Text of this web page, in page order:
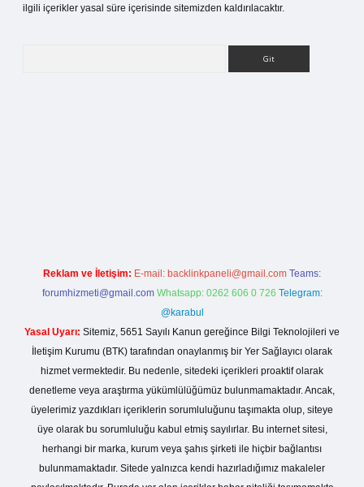
ilgili içerikler yasal süre içerisinde sitemizden kaldırılacaktır.
Reklam ve İletişim: E-mail: backlinkpaneli@gmail.com Teams:
forumhizmeti@gmail.com Whatsapp: 0262 606 0 726 Telegram:
@karabul
Yasal Uyarı: Sitemiz, 5651 Sayılı Kanun gereğince Bilgi Teknolojileri ve
İletişim Kurumu (BTK) tarafından onaylanmış bir Yer Sağlayıcı olarak
hizmet vermektedir. Bu nedenle, sitedeki içerikleri proaktif olarak
denetleme veya araştırma yükümlülüğümüz bulunmamaktadır. Ancak,
üyelerimiz yazdıkları içeriklerin sorumluluğunu taşımakta olup, siteye
üye olarak bu sorumluluğu kabul etmiş sayılırlar. Bu internet sitesi,
herhangi bir marka, kurum veya şahıs şirketi ile hiçbir bağlantısı
bulunmamaktadır. Sitede yalnızca kendi hazırladığımız makaleler